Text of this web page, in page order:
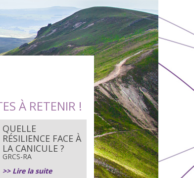
À RETENIR !
QUELLE
RÉSILIENCE FACE À
LA CANICULE ?
GRCS-RA
>> Lire la suite